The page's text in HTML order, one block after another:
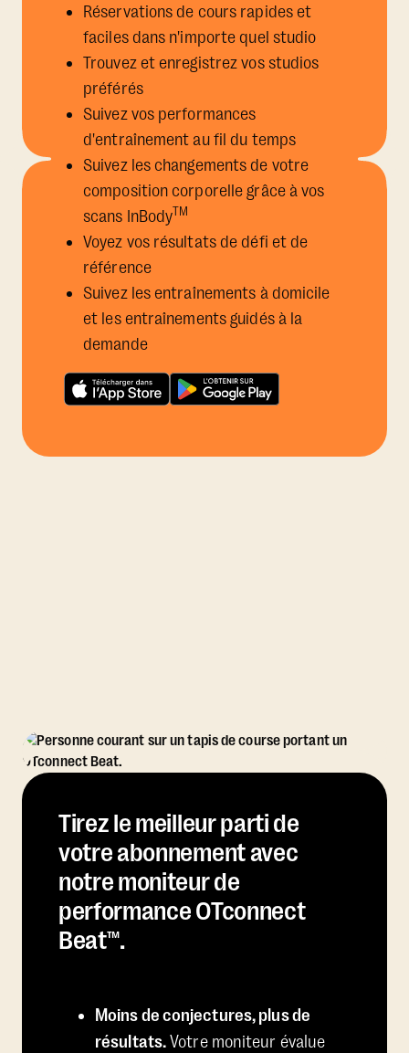
Réservations de cours rapides et
faciles dans n'importe quel studio
Trouvez et enregistrez vos studios
préférés
Suivez vos performances
d'entraînement au fil du temps
Suivez les changements de votre
composition corporelle grâce à vos
scans InBodyTM
Voyez vos résultats de défi et de
référence
Suivez les entraînements à domicile
et les entraînements guidés à la
demande
Tirez le meilleur parti de
votre abonnement avec
notre moniteur de
performance OTconnect
Beat™.
Moins de conjectures, plus de
résultats.Votre moniteur évalue